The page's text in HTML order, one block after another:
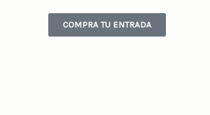
COMPRA TU ENTRADA